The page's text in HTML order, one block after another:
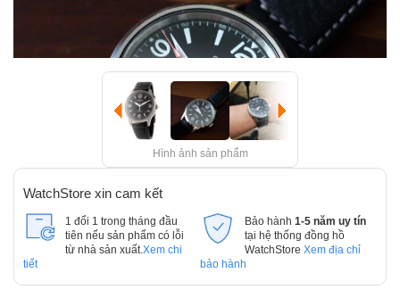
Hình ảnh sản phẩm
WatchStore xin cam kết
1 đổi 1 trong tháng đầu
tiên nếu sản phẩm có lỗi
từ nhà sản xuất. Xem chi
tiết
Bảo hành 1-5 năm uy tín
tại hệ thống đồng hồ
WatchStore Xem địa chỉ
bảo hành